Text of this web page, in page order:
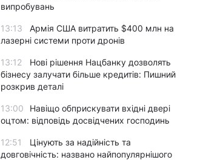
випробувань
13:13
Армія США витратить $400 млн на
лазерні системи проти дронів
13:12
Нові рішення Нацбанку дозволять
бізнесу залучати більше кредитів: Пишний
розкрив деталі
13:00
Навіщо обприскувати вхідні двері
оцтом: відповідь досвідчених господинь
12:51
Цінують за надійність та
довговічність: названо найпопулярнішого